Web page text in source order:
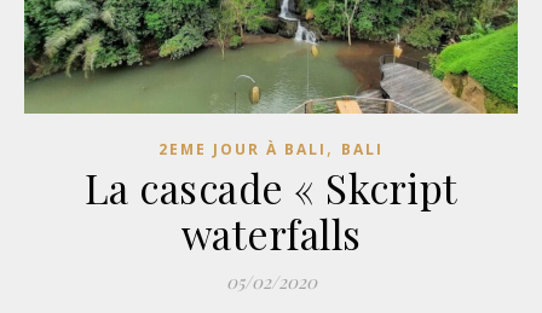
2EME JOUR À BALI , BALI
La cascade « Skcript
waterfalls
05/02/2020